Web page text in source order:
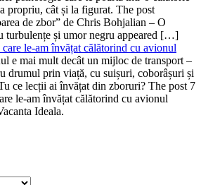
propriu, cât și la figurat. The post
de zbor” de Chris Bohjalian – O
turbulențe și umor negru appeared […]
le-am învățat călătorind cu avionul
e mai mult decât un mijloc de transport –
drumul prin viață, cu suișuri, coborâșuri și
ce lecții ai învățat din zboruri? The post 7
le-am învățat călătorind cu avionul
Ideala.